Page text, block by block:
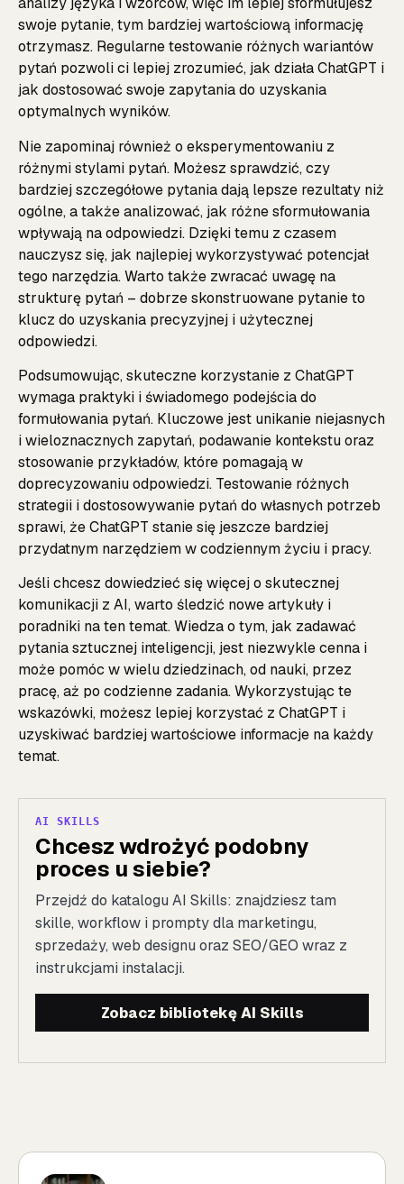
swoje pytanie, tym bardziej wartościową informację
otrzymasz. Regularne testowanie różnych wariantów
pytań pozwoli ci lepiej zrozumieć, jak działa ChatGPT i
jak dostosować swoje zapytania do uzyskania
optymalnych wyników.
Nie zapominaj również o eksperymentowaniu z
różnymi stylami pytań. Możesz sprawdzić, czy
bardziej szczegółowe pytania dają lepsze rezultaty niż
ogólne, a także analizować, jak różne sformułowania
wpływają na odpowiedzi. Dzięki temu z czasem
nauczysz się, jak najlepiej wykorzystywać potencjał
tego narzędzia. Warto także zwracać uwagę na
strukturę pytań – dobrze skonstruowane pytanie to
klucz do uzyskania precyzyjnej i użytecznej
odpowiedzi.
Podsumowując, skuteczne korzystanie z ChatGPT
wymaga praktyki i świadomego podejścia do
formułowania pytań. Kluczowe jest unikanie niejasnych
i wieloznacznych zapytań, podawanie kontekstu oraz
stosowanie przykładów, które pomagają w
doprecyzowaniu odpowiedzi. Testowanie różnych
strategii i dostosowywanie pytań do własnych potrzeb
sprawi, że ChatGPT stanie się jeszcze bardziej
przydatnym narzędziem w codziennym życiu i pracy.
Jeśli chcesz dowiedzieć się więcej o skutecznej
komunikacji z AI, warto śledzić nowe artykuły i
poradniki na ten temat. Wiedza o tym, jak zadawać
pytania sztucznej inteligencji, jest niezwykle cenna i
może pomóc w wielu dziedzinach, od nauki, przez
pracę, aż po codzienne zadania. Wykorzystując te
wskazówki, możesz lepiej korzystać z ChatGPT i
uzyskiwać bardziej wartościowe informacje na każdy
temat.
AI SKILLS
Chcesz wdrożyć podobny
proces u siebie?
Przejdź do katalogu AI Skills: znajdziesz tam
skille, workflow i prompty dla marketingu,
sprzedaży, web designu oraz SEO/GEO wraz z
instrukcjami instalacji.
Zobacz bibliotekę AI Skills